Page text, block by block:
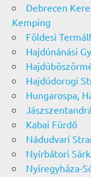
Debrecen
Kemping
Földesi
Hajdúnánási
Hajdúdorogi
Hungarospa,
Kabai Fürdő
Nádudvari
Nyírbátori
Nyíregyháza-